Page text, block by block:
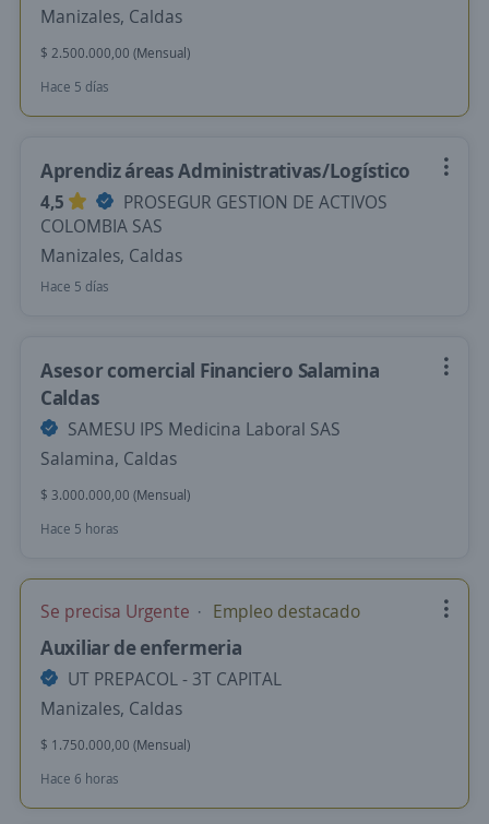
Manizales, Caldas
$ 2.500.000,00 (Mensual)
Hace 5 días
Aprendiz áreas Administrativas/Logístico
4,5
PROSEGUR GESTION DE ACTIVOS
COLOMBIA SAS
Manizales, Caldas
Hace 5 días
Asesor comercial Financiero Salamina
Caldas
SAMESU IPS Medicina Laboral SAS
Salamina, Caldas
$ 3.000.000,00 (Mensual)
Hace 5 horas
Se precisa Urgente Empleo destacado
Auxiliar de enfermeria
UT PREPACOL - 3T CAPITAL
Manizales, Caldas
$ 1.750.000,00 (Mensual)
Hace 6 horas